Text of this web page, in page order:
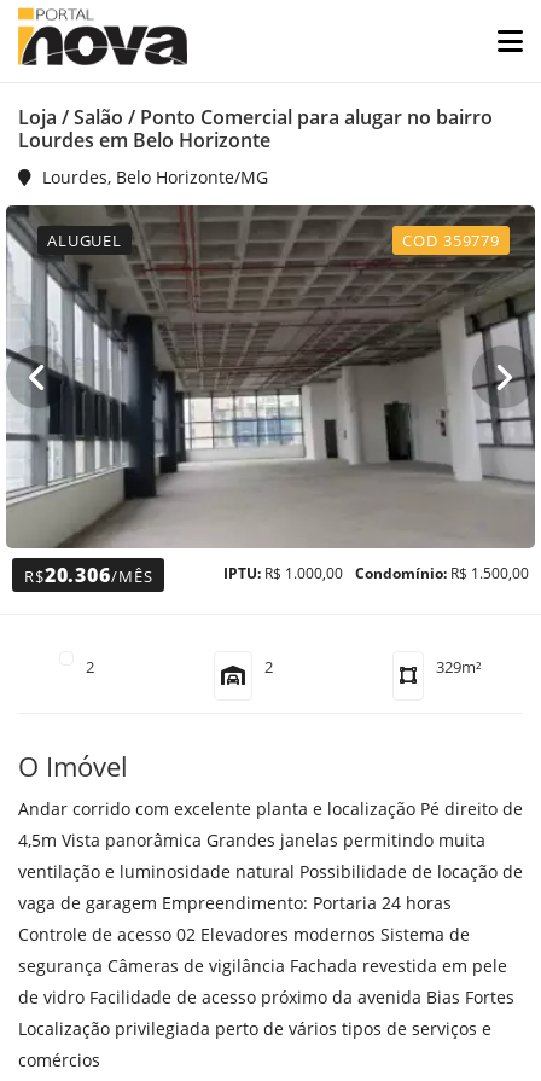
Loja / Salão / Ponto Comercial para alugar no bairro
Lourdes em Belo Horizonte
Lourdes, Belo Horizonte/MG
ALUGUEL COD 359779
R$20.306/MÊS Condomínio: R$ 1.500,00
IPTU: R$ 1.000,00
2 2 329m²
O Imóvel
Andar corrido com excelente planta e localização Pé direito de
4,5m Vista panorâmica Grandes janelas permitindo muita
ventilação e luminosidade natural Possibilidade de locação de
vaga de garagem Empreendimento: Portaria 24 horas
Controle de acesso 02 Elevadores modernos Sistema de
segurança Câmeras de vigilância Fachada revestida em pele
de vidro Facilidade de acesso próximo da avenida Bias Fortes
Localização privilegiada perto de vários tipos de serviços e
comércios